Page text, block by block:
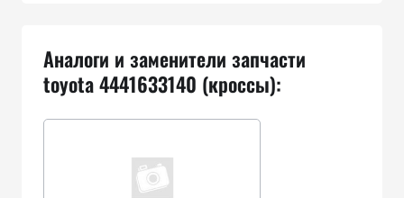
Аналоги и заменители запчасти
toyota 4441633140 (кроссы):